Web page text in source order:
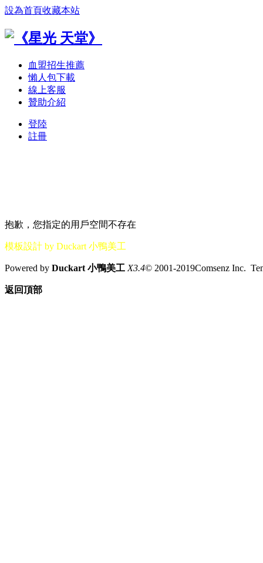
設為首頁收藏本站
血盟招生推薦
懶人包下載
線上客服
贊助介紹
登陸
註冊
抱歉，您指定的用戶空間不存在
模板設計 by Duckart 小鴨美工
Powered by Duckart 小鴨美工 X3.4© 2001-2019Comsenz Inc.
返回頂部